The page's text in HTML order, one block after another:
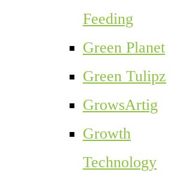
Feeding
Green Planet
Green Tulipz
GrowsArtig
Growth
Technology